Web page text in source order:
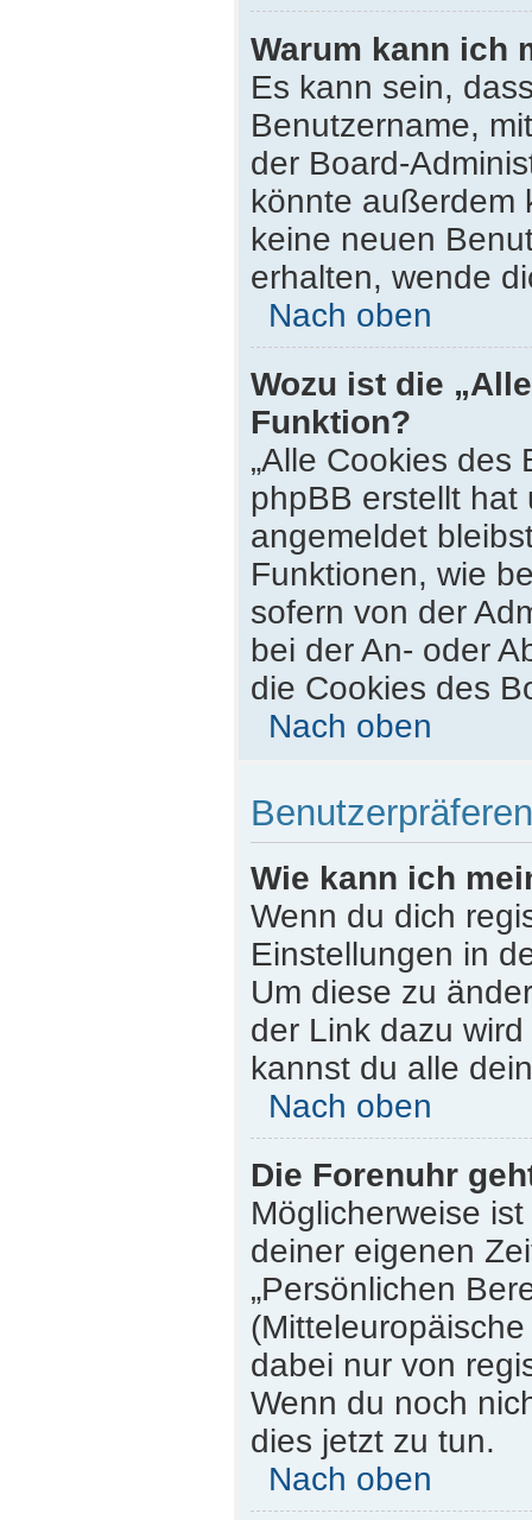
Warum kann ich
Es kann sein,
Benutzername,
der Board-
könnte außerdem
keine neuen
erhalten, wende
Nach oben
Wozu ist die
Funktion?
„Alle Cookies des
phpBB erstellt hat
angemeldet
Funktionen, wie
sofern von der
bei der An- oder
die Cookies des
Nach oben
Wie kann ich
Wenn du dich
Einstellungen in
Um diese zu
der Link dazu
kannst du alle
Nach oben
Die Forenuhr
Möglicherweise
deiner eigenen
„Persönlichen
dabei nur von
Wenn du noch
dies jetzt zu tun.
Nach oben